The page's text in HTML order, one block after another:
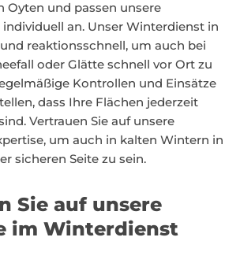
Oyten und passen unsere
an. Unser Winterdienst in
reaktionsschnell, um auch bei
oder Glätte schnell vor Ort zu
Kontrollen und Einsätze
dass Ihre Flächen jederzeit
Vertrauen Sie auf unsere
um auch in kalten Wintern in
sicheren Seite zu sein.
Sie auf unsere
im Winterdienst